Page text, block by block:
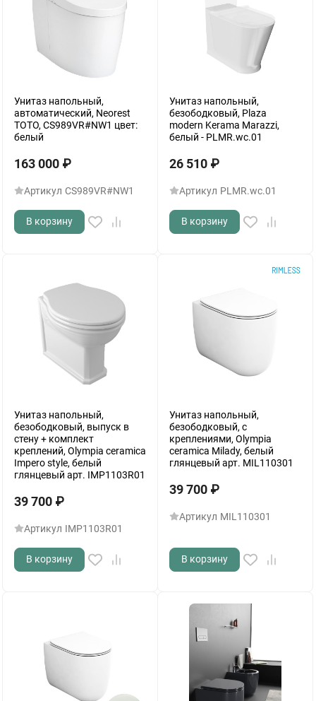
Унитаз напольный,
автоматический, Neorest
TOTO, CS989VR#NW1 цвет:
белый
163 000 ₽
Артикул CS989VR#NW1
В корзину
Унитаз напольный,
безободковый, Plaza
modern Kerama Marazzi,
белый - PLMR.wc.01
26 510 ₽
Артикул PLMR.wc.01
В корзину
Унитаз напольный,
безободковый, выпуск в
стену + комплект
креплений, Olympia ceramica
Impero style, белый
глянцевый арт. IMP1103R01
39 700 ₽
Артикул IMP1103R01
В корзину
Унитаз напольный,
безободковый, с
креплениями, Olympia
ceramica Milady, белый
глянцевый арт. MIL110301
39 700 ₽
Артикул MIL110301
В корзину